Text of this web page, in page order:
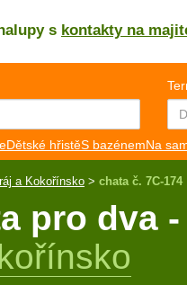
s kontakty na
CZ EN
Dětské hřistěS bazénemNa
a Kokořínsko > chata č. 7C-174
pro dva